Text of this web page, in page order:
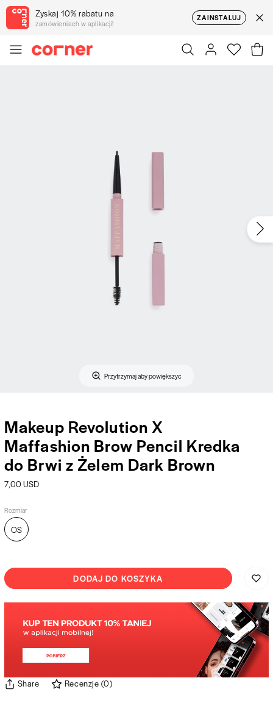
Zyskaj 10% rabatu na
zamówieniach w aplikacji!
ZAINSTALUJ
Przytrzymaj aby powiększyć
Makeup Revolution X
Maffashion Brow Pencil Kredka
do Brwi z Żelem Dark Brown
7,00 USD
Rozmiar
OS
DODAJ DO KOSZYKA
Share Recenzje (0)